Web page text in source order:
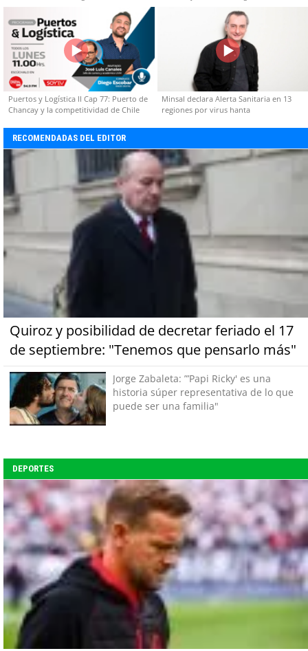
Puertos y Logística II Cap 77: Puerto de
Chancay y la competitividad de Chile
Minsal declara Alerta Sanitaria en 13
regiones por virus hanta
RECOMENDADAS DEL EDITOR
Quiroz y posibilidad de decretar feriado el 17
de septiembre: "Tenemos que pensarlo más"
Jorge Zabaleta: ”’Papi Ricky' es una
historia súper representativa de lo que
puede ser una familia"
DEPORTES